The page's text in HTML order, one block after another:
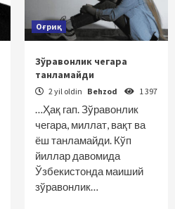
Оғриқ
Зўравонлик чегара
танламайди
2 yil oldin Behzod 1 397
…Ҳақ гап. Зўравонлик
чегара, миллат, вақт ва
ёш танламайди. Кўп
йиллар давомида
Ўзбекистонда маиший
зўравонлик…